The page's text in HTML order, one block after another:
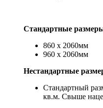
Стандартные
860 х 2060мм
960 х 2060мм
Нестандартные
Стандартный
кв.м. Свыше